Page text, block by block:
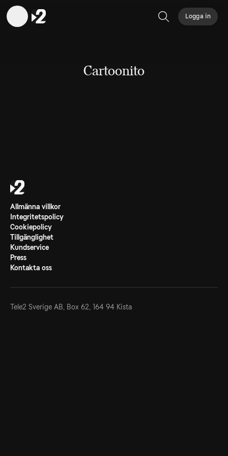
Sök
Logga in
Cartoonito
Allmänna villkor
Integritetspolicy
Cookiepolicy
Tillgänglighet
Kundservice
Press
Kontakta oss
Tele2 Sverige AB, Box 62, 164 94 Kista